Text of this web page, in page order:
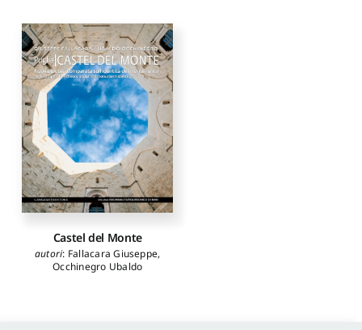
Castel del Monte
autori: Fallacara Giuseppe,
Occhinegro Ubaldo